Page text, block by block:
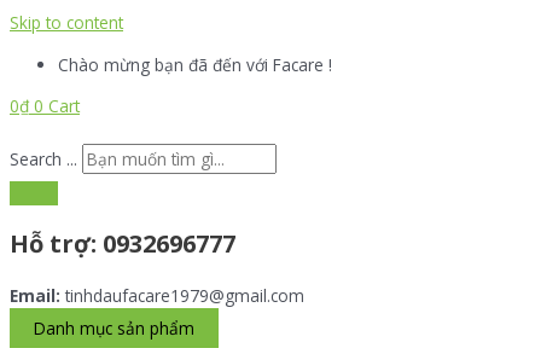
Skip to content
Chào mừng bạn đã đến với Facare !
0₫ 0 Cart
Search ...
Hỗ trợ: 0932696777
Email: tinhdaufacare1979@gmail.com
Danh mục sản phẩm